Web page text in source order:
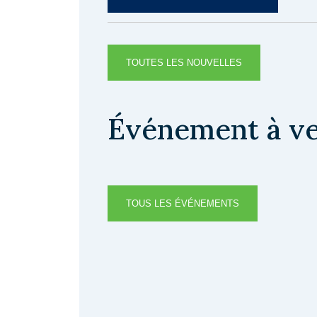
TOUTES LES NOUVELLES
Événement à
TOUS LES ÉVÉNEMENTS